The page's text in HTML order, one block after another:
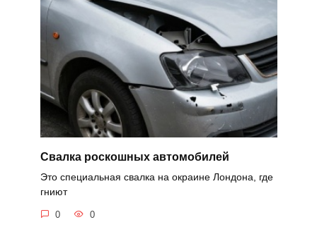
Свалка роскошных автомобилей
Это специальная свалка на окраине Лондона, где
гниют
0 0